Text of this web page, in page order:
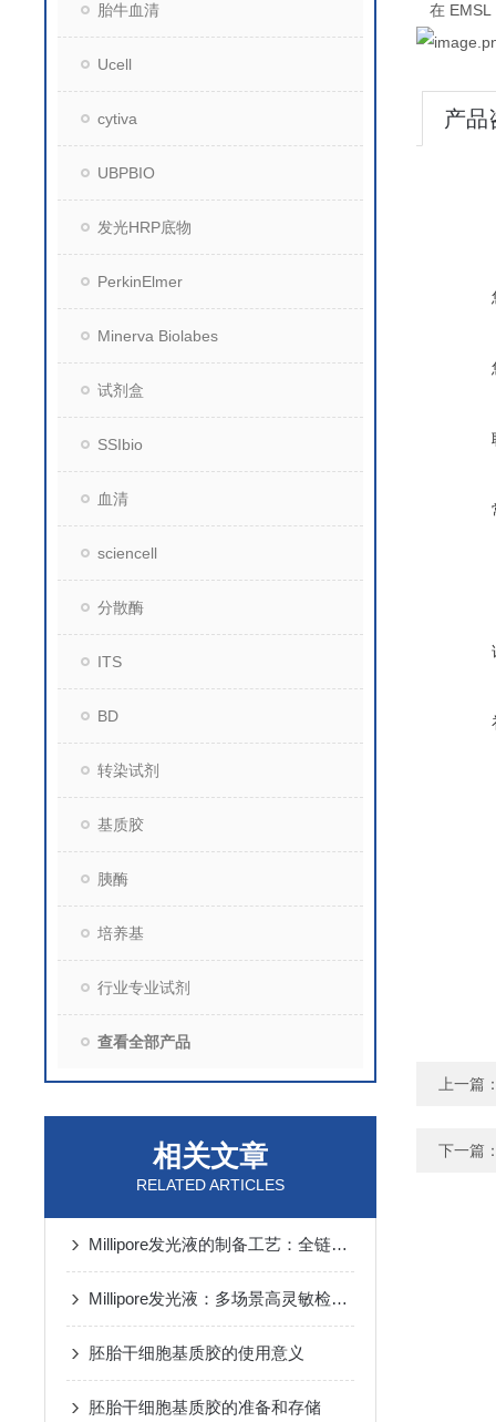
胎牛血清
Ucell
cytiva
UBPBIO
发光HRP底物
PerkinElmer
Minerva Biolabes
试剂盒
SSIbio
血清
sciencell
分散酶
ITS
BD
转染试剂
基质胶
胰酶
培养基
行业专业试剂
查看全部产品
相关文章
RELATED ARTICLES
Millipore发光液的制备工艺：全链路质控保障检测性能稳定
Millipore发光液：多场景高灵敏检测的核心试剂支撑
胚胎干细胞基质胶的使用意义
胚胎干细胞基质胶的准备和存储
在 EMSL
产品
上一篇
下一篇